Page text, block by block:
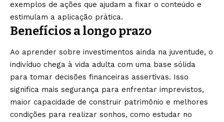
exemplos de ações que ajudam a fixar o conteúdo e
estimulam a aplicação prática.
Benefícios a longo prazo
Ao aprender sobre investimentos ainda na juventude, o
indivíduo chega à vida adulta com uma base sólida
para tomar decisões financeiras assertivas. Isso
significa mais segurança para enfrentar imprevistos,
maior capacidade de construir patrimônio e melhores
condições para realizar sonhos, como estudar no